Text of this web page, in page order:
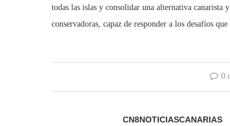
todas las islas y consolidar una alternativa canarista
conservadoras, capaz de responder a los desafíos
0
CN8NOTICIASCANARIAS